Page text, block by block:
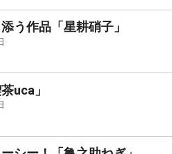
う作品「星耕硝子」
uca」